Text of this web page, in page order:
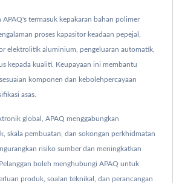
termasuk kepakaran bahan polimer
proses kapasitor keadaan pepejal,
elektrolitik aluminium, pengeluaran automatik,
kepada kualiti. Keupayaan ini membantu
komponen dan kebolehpercayaan
asas.
global, APAQ menggabungkan
skala pembuatan, dan sokongan perkhidmatan
risiko sumber dan meningkatkan
boleh menghubungi APAQ untuk
produk, soalan teknikal, dan perancangan